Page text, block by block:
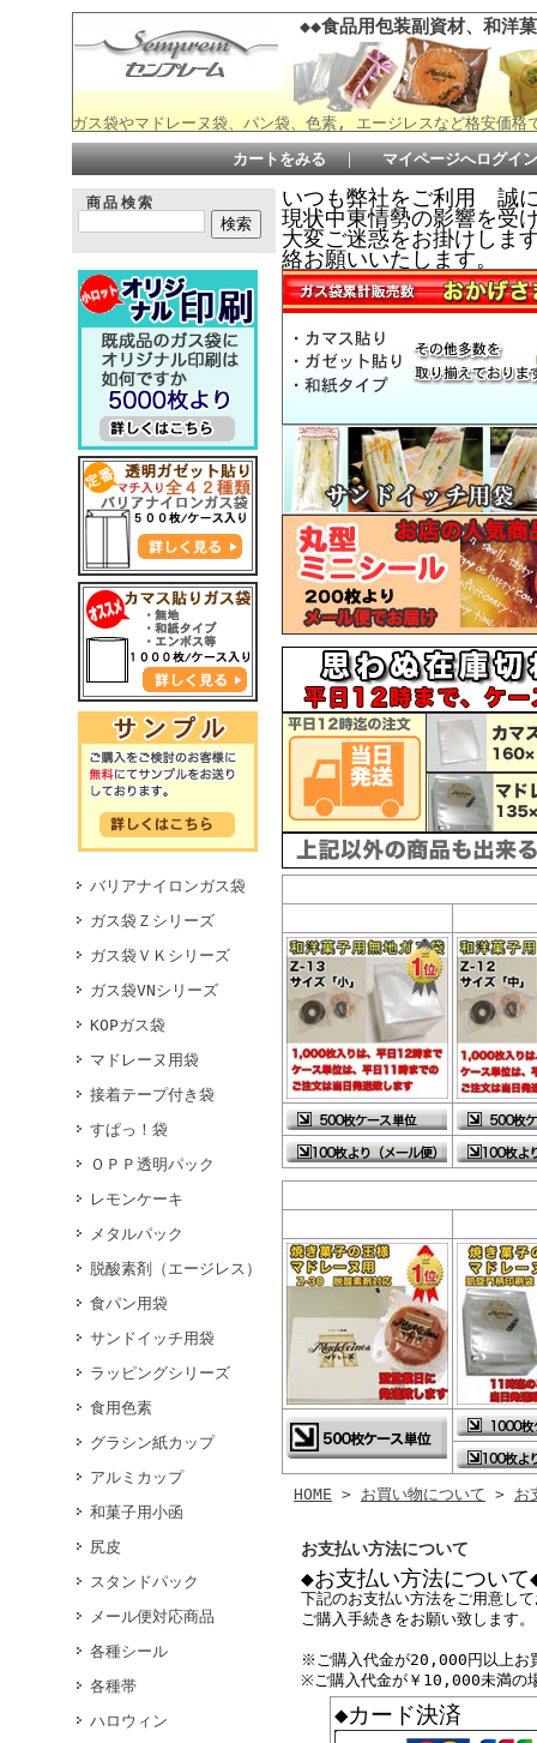
◆◆食品用包装副資材、和洋
ガス袋やマドレーヌ袋、パン袋、色素, エージレスなど格安価格
カートをみる ｜ マイページへログイン
商品検索
バリアナイロンガス袋
ガス袋Ｚシリーズ
ガス袋ＶＫシリーズ
ガス袋VNシリーズ
KOPガス袋
マドレーヌ用袋
接着テープ付き袋
すぱっ！袋
ＯＰＰ透明パック
レモンケーキ
メタルパック
脱酸素剤（エージレス）
食パン用袋
サンドイッチ用袋
ラッピングシリーズ
食用色素
グラシン紙カップ
アルミカップ
和菓子用小函
尻皮
スタンドパック
メール便対応商品
各種シール
各種帯
ハロウィン
いつも弊社をご利用 誠
現状中東情勢の影響を受
大変ご迷惑をお掛けし
絡お願いいたします。
HOME > お買い物について > お
お支払い方法について
◆お支払い方法について
下記のお支払い方法をご用意し
ご購入手続きをお願い致します。
※ご購入代金が20,000円以上お
※ご購入代金が￥10,000未満の
◆カード決済